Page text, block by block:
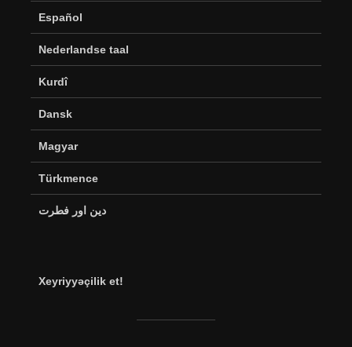
Español
Nederlandse taal
Kurdî
Dansk
Magyar
Türkmence
دین اور فطرت
Xeyriyyəçilik et!